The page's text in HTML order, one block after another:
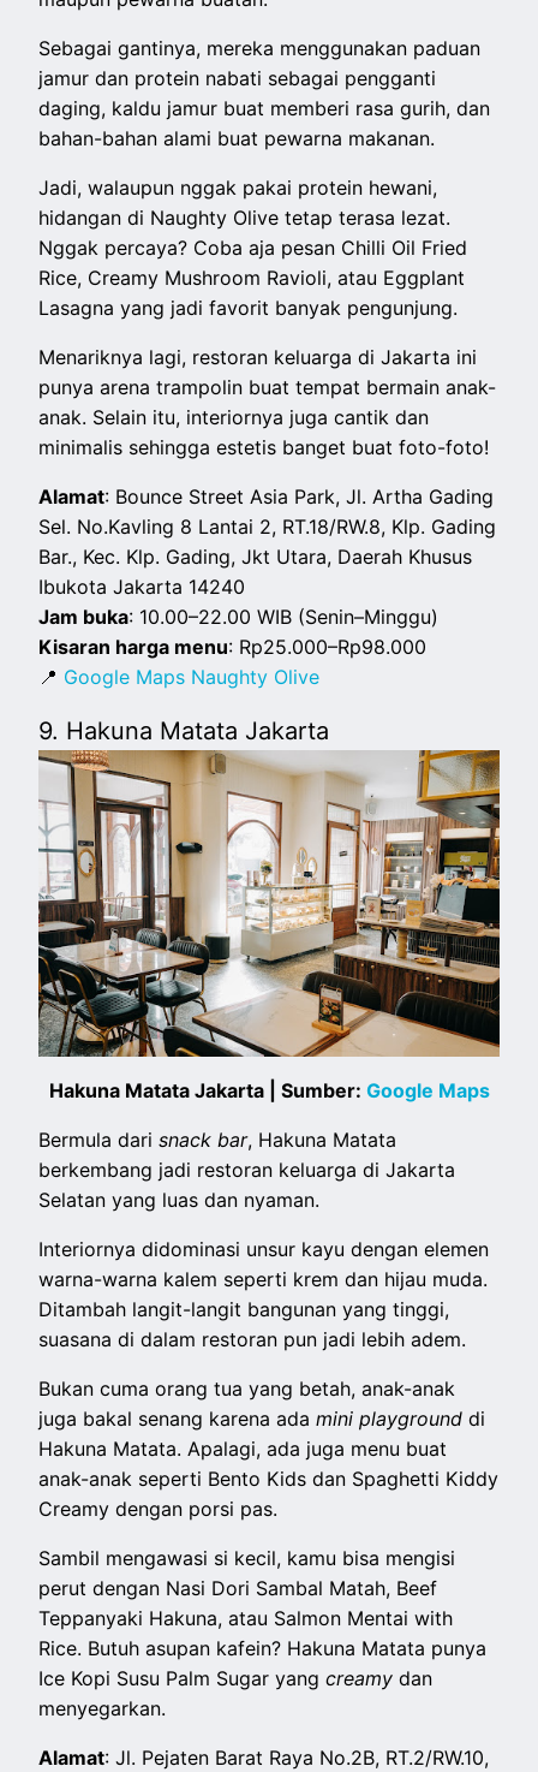
Sebagai gantinya, mereka menggunakan paduan
jamur dan protein nabati sebagai pengganti
daging, kaldu jamur buat memberi rasa gurih, dan
bahan-bahan alami buat pewarna makanan.
Jadi, walaupun nggak pakai protein hewani,
hidangan di Naughty Olive tetap terasa lezat.
Nggak percaya? Coba aja pesan Chilli Oil Fried
Rice, Creamy Mushroom Ravioli, atau Eggplant
Lasagna yang jadi favorit banyak pengunjung.
Menariknya lagi, restoran keluarga di Jakarta ini
punya arena trampolin buat tempat bermain anak-
anak. Selain itu, interiornya juga cantik dan
minimalis sehingga estetis banget buat foto-foto!
Alamat: Bounce Street Asia Park, Jl. Artha Gading
Sel. No.Kavling 8 Lantai 2, RT.18/RW.8, Klp. Gading
Bar., Kec. Klp. Gading, Jkt Utara, Daerah Khusus
Ibukota Jakarta 14240
Jam buka: 10.00–22.00 WIB (Senin–Minggu)
Kisaran harga menu: Rp25.000–Rp98.000
📍 Google Maps Naughty Olive
9. Hakuna Matata Jakarta
Hakuna Matata Jakarta | Sumber: Google Maps
Bermula darisnack bar, Hakuna Matata
berkembang jadi restoran keluarga di Jakarta
Selatan yang luas dan nyaman.
Interiornya didominasi unsur kayu dengan elemen
warna-warna kalem seperti krem dan hijau muda.
Ditambah langit-langit bangunan yang tinggi,
suasana di dalam restoran pun jadi lebih adem.
Bukan cuma orang tua yang betah, anak-anak
juga bakal senang karena adamini playgrounddi
Hakuna Matata. Apalagi, ada juga menu buat
anak-anak seperti Bento Kids dan Spaghetti Kiddy
Creamy dengan porsi pas.
Sambil mengawasi si kecil, kamu bisa mengisi
perut dengan Nasi Dori Sambal Matah, Beef
Teppanyaki Hakuna, atau Salmon Mentai with
Rice. Butuh asupan kafein? Hakuna Matata punya
Ice Kopi Susu Palm Sugar yangcreamydan
menyegarkan.
Alamat: Jl. Pejaten Barat Raya No.2B, RT.2/RW.10,